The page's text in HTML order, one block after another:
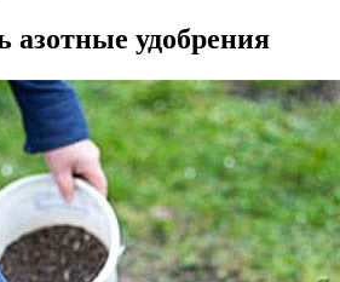
азотные удобрения